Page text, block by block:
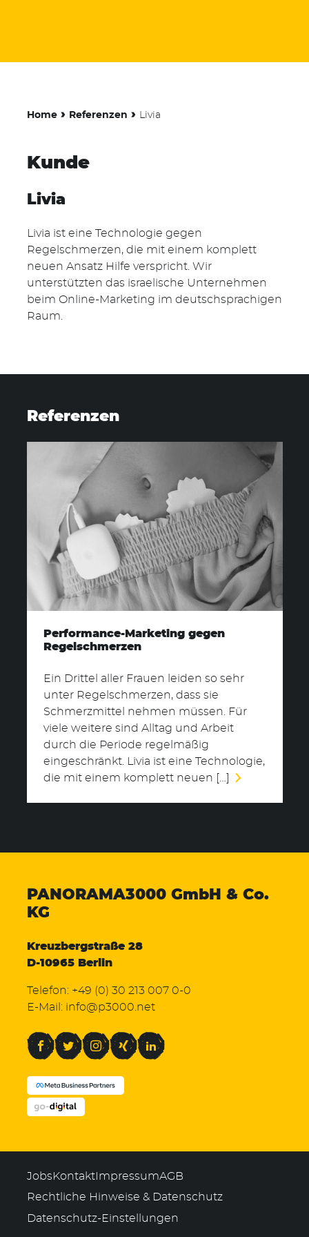
Home› Referenzen › Livia
Kunde
Livia
Livia ist eine Technologie gegen
Regelschmerzen, die mit einem komplett
neuen Ansatz Hilfe verspricht. Wir
unterstützten das israelische Unternehmen
beim Online-Marketing im deutschsprachigen
Raum.
Referenzen
Performance-Marketing gegen
Regelschmerzen
Ein Drittel aller Frauen leiden so sehr
unter Regelschmerzen, dass sie
Schmerzmittel nehmen müssen. Für
viele weitere sind Alltag und Arbeit
durch die Periode regelmäßig
eingeschränkt. Livia ist eine Technologie,
die mit einem komplett neuen […]
PANORAMA3000 GmbH & Co.
KG
Kreuzbergstraße 28
D-10965 Berlin
Telefon: +49 (0) 30 213 007 0-0
E-Mail: info@p3000.net
FacebookTwitterInstagramXing LinkedIn
JobsKontaktImpressumAGB
Rechtliche Hinweise & Datenschutz
Datenschutz-Einstellungen